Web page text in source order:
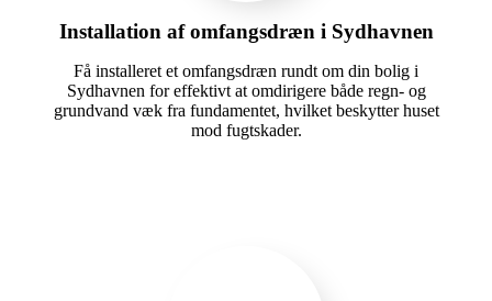
Installation af omfangsdræn i Sydhavnen
Få installeret et omfangsdræn rundt om din bolig i
Sydhavnen for effektivt at omdirigere både regn- og
grundvand væk fra fundamentet, hvilket beskytter huset
mod fugtskader.